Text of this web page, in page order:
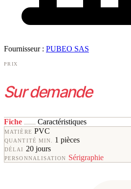
Fournisseur : PUBEO SAS
PRIX
Sur demande
Fiche Caractéristiques
MATIÈRE PVC
QUANTITÉ MIN. 1 pièces
DÉLAI 20 jours
PERSONNALISATION Sérigraphie